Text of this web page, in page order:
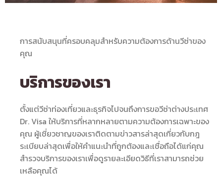
การสนับสนุนที่ครอบคลุมสำหรับความต้องการด้านวีซ่าของ
คุณ
บริการของเรา
ตั้งแต่วีซ่าท่องเที่ยวและธุรกิจไปจนถึงการขอวีซ่าต่างประเทศ
Dr. Visa ให้บริการที่หลากหลายตามความต้องการเฉพาะของ
คุณ ผู้เชี่ยวชาญของเราติดตามข่าวสารล่าสุดเกี่ยวกับกฎ
ระเบียบล่าสุดเพื่อให้คำแนะนำที่ถูกต้องและเชื่อถือได้แก่คุณ
สำรวจบริการของเราเพื่อดูรายละเอียดวิธีที่เราสามารถช่วย
เหลือคุณได้